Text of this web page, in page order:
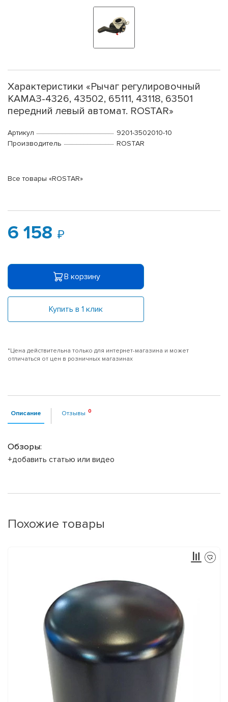
Характеристики «Рычаг регулировочный
КАМАЗ-4326, 43502, 65111, 43118, 63501
передний левый автомат. ROSTAR»
Артикул
9201-3502010-10
Производитель
ROSTAR
Все товары «ROSTAR»
6 158
В корзину
Купить в 1 клик
*Цена действительна только для интернет-магазина и может
отличаться от цен в розничных магазинах
Описание Отзывы
Обзоры:
+добавить статью или видео
Похожие товары